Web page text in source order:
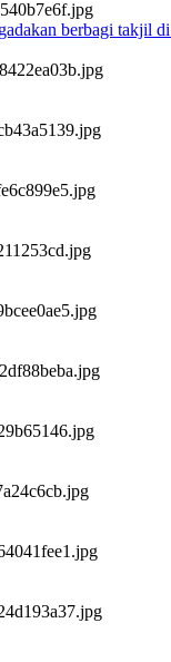
berbagi takjil